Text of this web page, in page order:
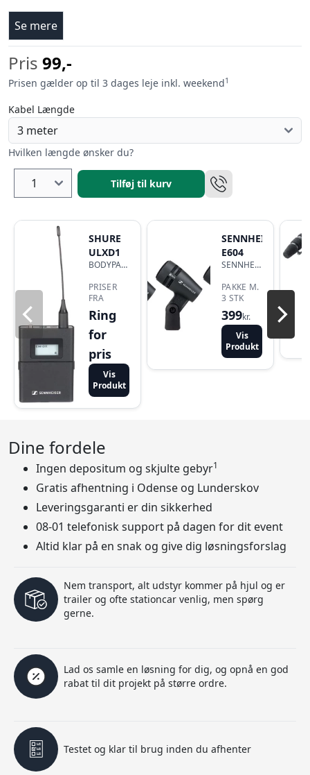
Se mere
Pris 99,-
Prisen gælder op til 3 dages leje inkl. weekend1
Kabel Længde
Hvilken længde ønsker du?
Tilføj til kurv
SHURE
ULXD1
BODYPACK
PRISER
FRA
Ring
for
pris
Vis
Produkt
SENNHEISER
E604
SENNHEISER
STYK
PAKKE M.
3 STK
399kr.
Vis
Produkt
Dine fordele
Ingen depositum og skjulte gebyr1
Gratis afhentning i Odense og Lunderskov
Leveringsgaranti er din sikkerhed
08-01 telefonisk support på dagen for dit event
Altid klar på en snak og give dig løsningsforslag
Nem transport, alt udstyr kommer på hjul og er
trailer og ofte stationcar venlig, men spørg
gerne.
Lad os samle en løsning for dig, og opnå en god
rabat til dit projekt på større ordre.
Testet og klar til brug inden du afhenter